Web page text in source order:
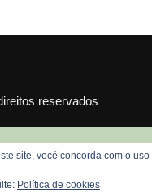
reservados
site, você concorda com o
Política de cookies